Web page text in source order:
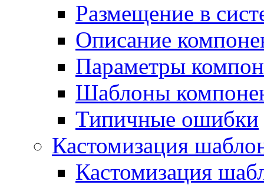
Размещение в
Описание
Параметры
Шаблоны
Типичные ошибки
Кастомизация
Кастомизация